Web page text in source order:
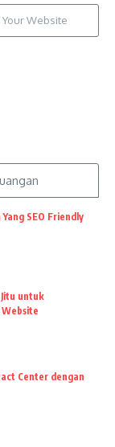
SEO Friendly
Jitu untuk
Center dengan